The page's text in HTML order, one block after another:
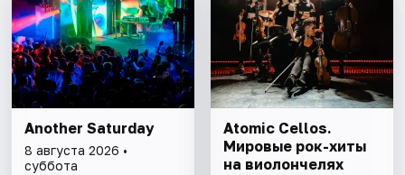
Another Saturday
8 августа 2026 •
суббота
Atomic Cellos.
Мировые рок-хиты
на виолончелях